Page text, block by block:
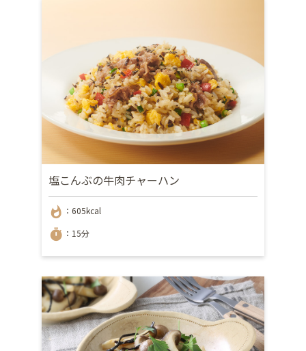
塩こんぶの牛肉チャーハン
whatshot ：605kcal
timer ：15分